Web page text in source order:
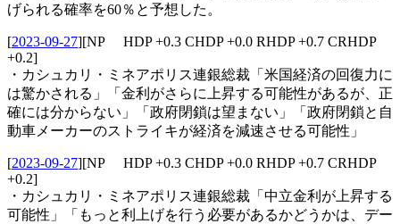
げられる確率を60％と予想した。
[2023-09-27][NP HDP +0.3 CHDP +0.0 RHDP +0.7 CRHDP
+0.2]
・カシュカリ・ミネアポリス連銀総裁「米国経済の回復力に
は驚かされる」「金利がさらに上昇する可能性があるが、正
確には分からない」「政府閉鎖は望まない」「政府閉鎖と自
動車メーカーのストライキが経済を減速させる可能性」
[2023-09-27][NP HDP +0.3 CHDP +0.0 RHDP +0.7 CRHDP
+0.2]
・カシュカリ・ミネアポリス連銀総裁「中立金利が上昇する
可能性」「もっと利上げを行う必要があるかどうかは、デー